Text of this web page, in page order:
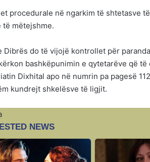
procedurale në ngarkim të shtetasve
të mëtejshme.
Dibrës do të vijojë kontrollet për
bashkëpunimin e qytetarëve që
Dixhital apo në numrin pa pagesë
kundrejt shkelësve të ligjit.